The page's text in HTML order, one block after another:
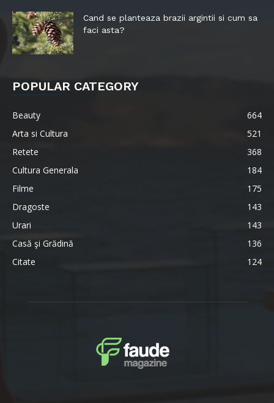
Cand se planteaza brazii argintii si cum sa
faci asta?
POPULAR CATEGORY
Beauty
664
Arta si Cultura
521
Retete
368
Cultura Generala
184
Filme
175
Dragoste
143
Urari
143
Casă şi Grădină
136
Citate
124